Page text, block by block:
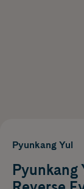
Pyunkang Yul
Pyunkang